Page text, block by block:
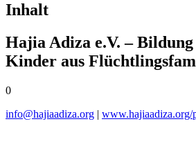
Inhalt
Hajia Adiza e.V. –
Kinder aus
0
info@hajiaadiza.org | www.hajiaadiza.org/